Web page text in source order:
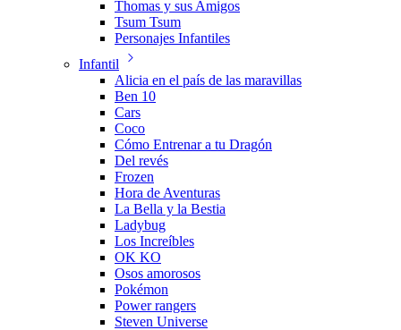
Thomas y sus Amigos
Tsum Tsum
Personajes Infantiles
Infantil
Alicia en el país de las maravillas
Ben 10
Cars
Coco
Cómo Entrenar a tu Dragón
Del revés
Frozen
Hora de Aventuras
La Bella y la Bestia
Ladybug
Los Increíbles
OK KO
Osos amorosos
Pokémon
Power rangers
Steven Universe